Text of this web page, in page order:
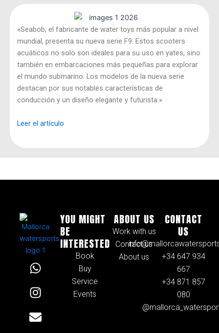
«Seabob, el fabricante de water toys más popular a nivel
mundial, presenta su nueva serie F9. Estos scooters
acuáticos no solo son ideales para su uso en yates, sino
también en embarcaciones más pequeñas para explorar
el mundo submarino. Los modelos de la nueva serie
destacan por sus notables características de
conducción y un diseño elegante y futurista.»
Leer el artículo
W
h
a
t
s
a
I
n
s
t
a
g
E
n
v
e
l
o
YOU MIGHT
BE
INTERESTED
Book
Buy
Service
Events
ABOUT US
Work with us
Contact us
About us
CONTACT
US
+34 647 934
667
+34 871 857
080